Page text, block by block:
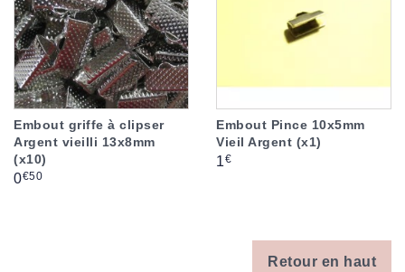
Embout griffe à clipser
Argent vieilli 13x8mm
(x10)
Prix
0€50
Embout Pince 10x5mm
Vieil Argent (x1)
Prix
1€
Retour en haut